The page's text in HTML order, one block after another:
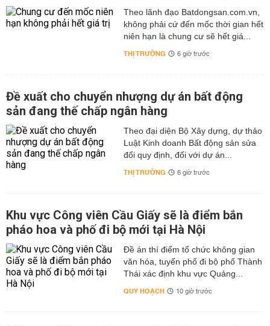
Theo lãnh đạo Batdongsan.com.vn,
không phải cứ đến mốc thời gian hết
niên hạn là chung cư sẽ hết giá...
THỊ TRƯỜNG 6 giờ trước
Đề xuất cho chuyển nhượng dự án bất động
sản đang thế chấp ngân hàng
Theo đại diện Bộ Xây dựng, dự thảo
Luật Kinh doanh Bất động sản sửa
đổi quy định, đối với dự án...
THỊ TRƯỜNG 6 giờ trước
Khu vực Công viên Cầu Giấy sẽ là điểm bắn
pháo hoa và phố đi bộ mới tại Hà Nội
Đề án thí điểm tổ chức không gian
văn hóa, tuyến phố đi bộ phố Thành
Thái xác định khu vực Quảng...
QUY HOẠCH 10 giờ trước